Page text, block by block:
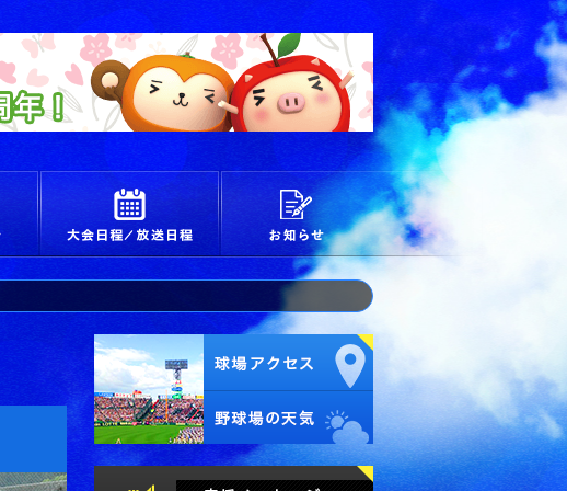
出場校 大会日程/放送日程